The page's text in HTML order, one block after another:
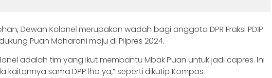
Dewan Kolonel merupakan wadah bagi anggota DPR Fraksi PDIP
Puan Maharani maju di Pilpres 2024.
adalah tim yang ikut membantu Mbak Puan untuk jadi capres. Ini
kaitannya sama DPP lho ya,” seperti dikutip Kompas.